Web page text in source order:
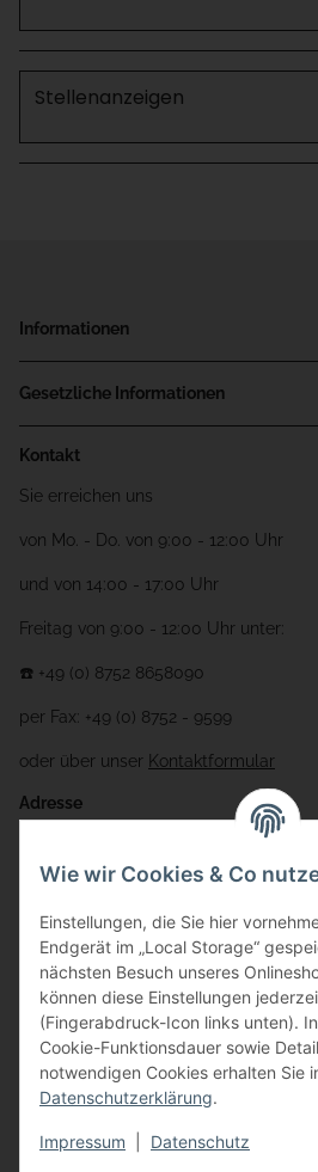
Stellenanzeigen
Informationen
Gesetzliche Informationen
Kontakt
Sie erreichen uns
von Mo. - Do. von 9:00 - 12:00 Uhr
und von 14:00 - 17:00 Uhr
Freitag von 9:00 - 12:00 Uhr unter:
☎️ +49 (0) 8752 8658090
per Fax: +49 (0) 8752 - 9599
oder über unser Kontaktformular
Adresse
Gewerbering 17
84072 Au i.d. Hallertau
info@bauer-tore.de
Wie wir Cookies & Co
Einstellungen, die Sie hier
Endgerät im „Local Storage“
nächsten Besuch unseres
können diese Einstellungen
(Fingerabdruck-Icon links unten).
Cookie-Funktionsdauer sowie
notwendigen Cookies erhalten Sie
Datenschutzerklärung.
Impressum Datenschutz